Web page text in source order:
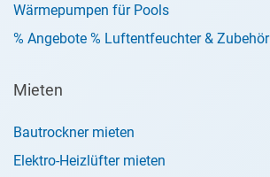
Wärmepumpen für Pools
% Angebote % Luftentfeuchter & Zubehör
Mieten
Bautrockner mieten
Elektro-Heizlüfter mieten